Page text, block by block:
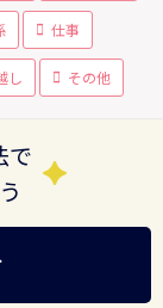
仕事
し その他
で